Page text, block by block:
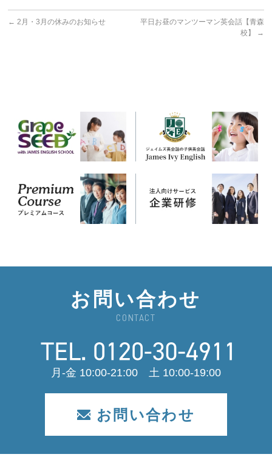
← 2月・3月の休みのお知らせ
平日お昼のマンツーマン英会話【青森
校】
→
お問い合わせ
CONTACT
月-金 10:00-21:00 土 10:00-19:00
お問い合わせ